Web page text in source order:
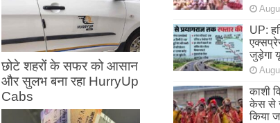
छोटे शहरों के सफर को आसान
और सुलभ बना रहा HurryUp
Cabs
May 13, 2026
UP:
जुड़ेगा
काशी
केस से
किया